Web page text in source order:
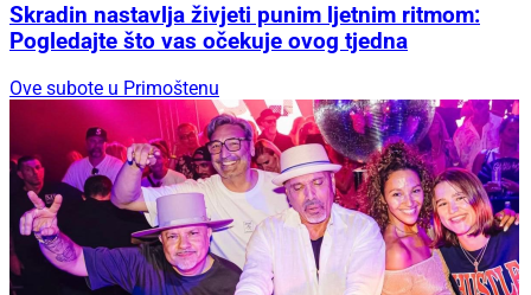
Skradin nastavlja živjeti punim ljetnim ritmom:
Pogledajte što vas očekuje ovog tjedna
Ove subote u Primoštenu